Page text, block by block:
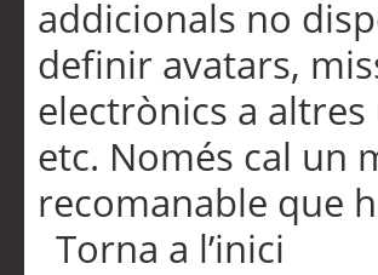
addicionals no
definir avatars,
electrònics a
etc. Només cal un
recomanable que
Torna a l’inici